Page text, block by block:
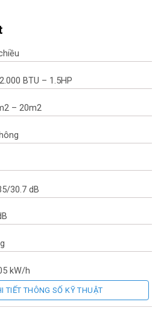
BTU – 1.5HP
– 20m2
30.7 dB
kW/h
TIẾT THÔNG SỐ KỸ THUẬT